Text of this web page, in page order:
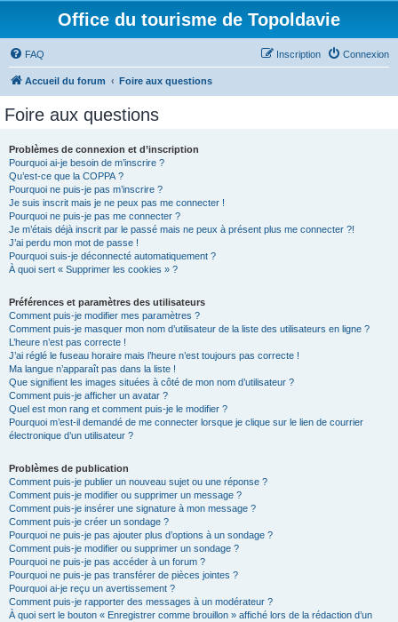
Office du tourisme de Topoldavie
FAQ Connexion
Inscription
Accueil du forum Foire aux questions
Foire aux questions
Problèmes de connexion et d’inscription
Pourquoi ai-je besoin de m’inscrire ?
Qu’est-ce que la COPPA ?
Pourquoi ne puis-je pas m’inscrire ?
Je suis inscrit mais je ne peux pas me connecter !
Pourquoi ne puis-je pas me connecter ?
Je m’étais déjà inscrit par le passé mais ne peux à présent plus me connecter ?!
J’ai perdu mon mot de passe !
Pourquoi suis-je déconnecté automatiquement ?
À quoi sert « Supprimer les cookies » ?
Préférences et paramètres des utilisateurs
Comment puis-je modifier mes paramètres ?
Comment puis-je masquer mon nom d’utilisateur de la liste des utilisateurs en ligne ?
L’heure n’est pas correcte !
J’ai réglé le fuseau horaire mais l’heure n’est toujours pas correcte !
Ma langue n’apparaît pas dans la liste !
Que signifient les images situées à côté de mon nom d’utilisateur ?
Comment puis-je afficher un avatar ?
Quel est mon rang et comment puis-je le modifier ?
Pourquoi m’est-il demandé de me connecter lorsque je clique sur le lien de courrier
électronique d’un utilisateur ?
Problèmes de publication
Comment puis-je publier un nouveau sujet ou une réponse ?
Comment puis-je modifier ou supprimer un message ?
Comment puis-je insérer une signature à mon message ?
Comment puis-je créer un sondage ?
Pourquoi ne puis-je pas ajouter plus d’options à un sondage ?
Comment puis-je modifier ou supprimer un sondage ?
Pourquoi ne puis-je pas accéder à un forum ?
Pourquoi ne puis-je pas transférer de pièces jointes ?
Pourquoi ai-je reçu un avertissement ?
Comment puis-je rapporter des messages à un modérateur ?
À quoi sert le bouton « Enregistrer comme brouillon » affiché lors de la rédaction d’un